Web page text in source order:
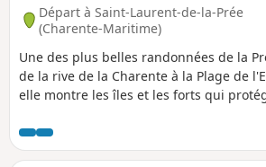
Départ à Saint-Laurent-de-la-Prée
(Charente-Maritime)
Une des plus belles randonnées de la
de la rive de la Charente à la Plage de
elle montre les îles et les forts qui